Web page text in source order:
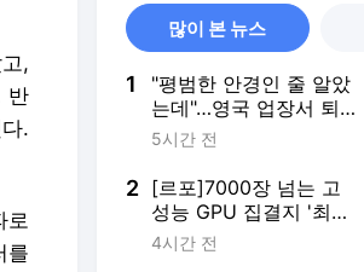
,
반
.
로
를
많이 본 뉴스
1
"평범한 안경인 줄 알았
는데"…영국 업장서 퇴
출당하는 '스마트안경'
5시간 전
2 [르포]7000장 넘는 고
성능 GPU 집결지 '최대
규모' NHN팩토리X 서
4시간 전